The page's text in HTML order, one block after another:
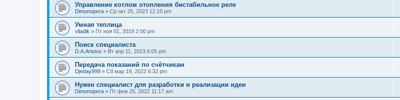
Управление котлом отопления бистабильное реле
Dimonopera » Ср окт 25, 2023 12:10 pm
Умная теплица
vlladik » Пт ноя 01, 2019 2:00 pm
Поиск специалиста
D.A.Aristov » Вт апр 11, 2023 6:05 pm
Передача показаний по счётчикам
Djeday999 » Сб мар 19, 2022 6:32 pm
Нужен специалист для разработки и реализации идеи
Dimonopera » Пт фев 25, 2022 11:17 am